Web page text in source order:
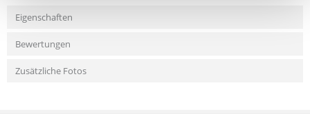
Eigenschaften
Bewertungen
Zusätzliche Fotos